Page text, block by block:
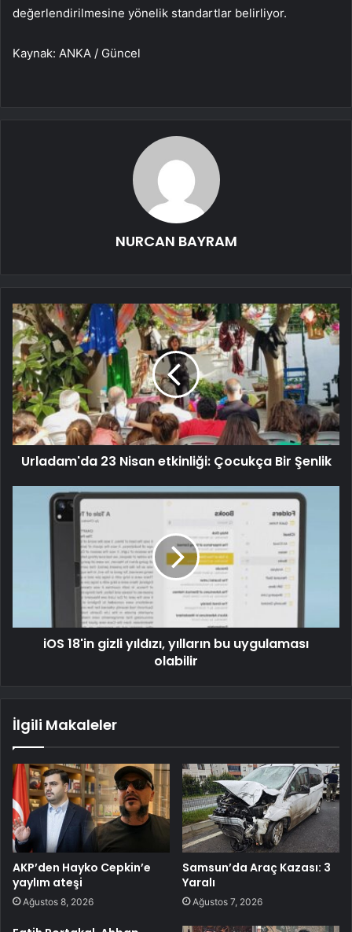
değerlendirilmesine yönelik standartlar belirliyor.
Kaynak: ANKA / Güncel
NURCAN BAYRAM
Urladam'da 23 Nisan etkinliği: Çocukça Bir Şenlik
iOS 18'in gizli yıldızı, yılların bu uygulaması
olabilir
İlgili Makaleler
AKP’den Hayko Cepkin’e
yaylım ateşi
Ağustos 8, 2026
Samsun’da Araç Kazası: 3
Yaralı
Ağustos 7, 2026